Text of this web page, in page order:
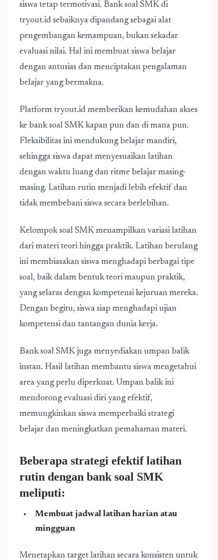
siswa tetap termotivasi. Bank soal SMK di
tryout.id sebaiknya dipandang sebagai alat
pengembangan kemampuan, bukan sekadar
evaluasi nilai. Hal ini membuat siswa belajar
dengan antusias dan menciptakan pengalaman
belajar yang bermakna.
Platform tryout.id memberikan kemudahan akses
ke bank soal SMK kapan pun dan di mana pun.
Fleksibilitas ini mendukung belajar mandiri,
sehingga siswa dapat menyesuaikan latihan
dengan waktu luang dan ritme belajar masing-
masing. Latihan rutin menjadi lebih efektif dan
tidak membebani siswa secara berlebihan.
Kelompok soal SMK menampilkan variasi latihan
dari materi teori hingga praktik. Latihan berulang
ini membiasakan siswa menghadapi berbagai tipe
soal, baik dalam bentuk teori maupun praktik,
yang selaras dengan kompetensi kejuruan mereka.
Dengan begitu, siswa siap menghadapi ujian
kompetensi dan tantangan dunia kerja.
Bank soal SMK juga menyediakan umpan balik
instan. Hasil latihan membantu siswa mengetahui
area yang perlu diperkuat. Umpan balik ini
mendorong evaluasi diri yang efektif,
memungkinkan siswa memperbaiki strategi
belajar dan meningkatkan pemahaman materi.
Beberapa strategi efektif latihan
rutin dengan bank soal SMK
meliputi:
Membuat jadwal latihan harian atau
mingguan
Menetapkan target latihan secara konsisten untuk